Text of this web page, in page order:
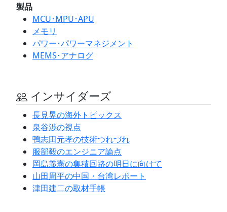
製品
MCU･MPU･APU
メモリ
パワー･パワーマネジメント
MEMS･アナログ
インサイダーズ
長見晃の海外トピックス
泉谷渉の視点
鴨志田元孝の技術つれづれ
服部毅のエンジニア論点
岡島義憲の集積回路の明日に向けて
山田周平の中国・台湾レポート
津田建二の取材手帳